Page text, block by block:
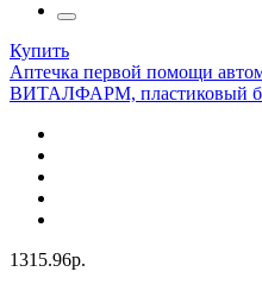
Купить
Аптечка первой помощи
ВИТАЛФАРМ, пластиковый
1315.96р.